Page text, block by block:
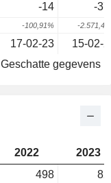
-14 -
-100,91% -
17-02-23 15-02-
Geschatte gegevens
2022
2023
498